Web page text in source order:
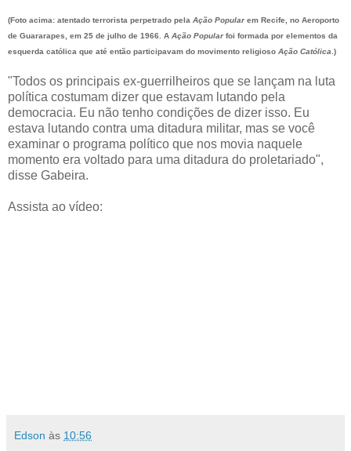
(Foto acima: atentado terrorista perpetrado pela Ação Popularem Recife, no Aeroporto
de Guararapes, em 25 de julho de 1966. A Ação Popularfoi formada por elementos da
esquerda católica que até então participavam do movimento religioso Ação Católica .)
"Todos os principais ex-guerrilheiros que se lançam na luta
política costumam dizer que estavam lutando pela
democracia. Eu não tenho condições de dizer isso. Eu
estava lutando contra uma ditadura militar, mas se você
examinar o programa político que nos movia naquele
momento era voltado para uma ditadura do proletariado",
disse Gabeira.
Assista ao vídeo:
Edson às 10:56